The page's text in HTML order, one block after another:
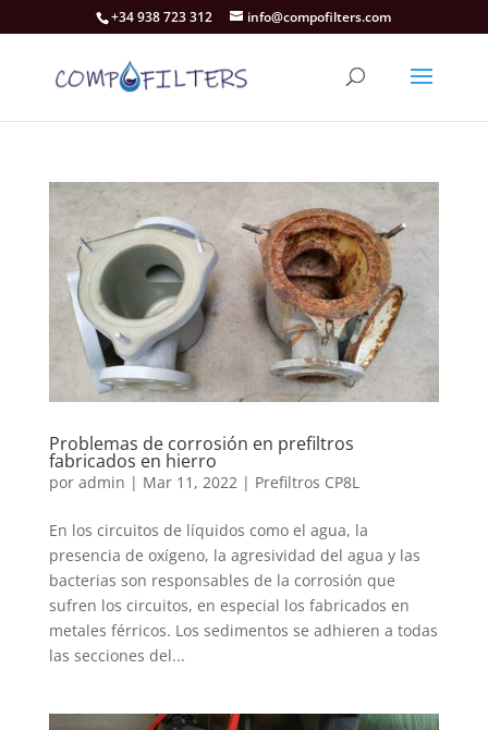
+34 938 723 312 info@compofilters.com
Problemas de corrosión en prefiltros
fabricados en hierro
por admin | Mar 11, 2022 | Prefiltros CP8L
En los circuitos de líquidos como el agua, la
presencia de oxígeno, la agresividad del agua y las
bacterias son responsables de la corrosión que
sufren los circuitos, en especial los fabricados en
metales férricos. Los sedimentos se adhieren a todas
las secciones del...